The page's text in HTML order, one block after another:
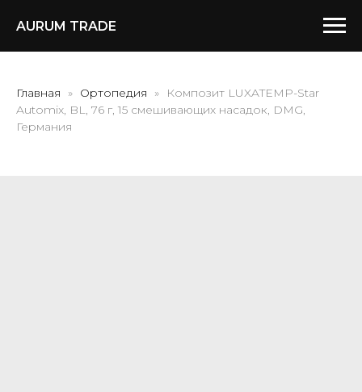
AURUM TRADE
Главная Ортопедия
Композит LUXATEMP-Star
Automix, BL, 76 г, 15 смешивающих насадок, DMG,
Германия